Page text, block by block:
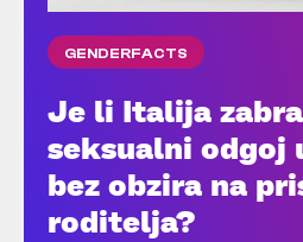
GENDERFACTS
Je li Italija
seksualni odgoj
bez obzira na
roditelja?